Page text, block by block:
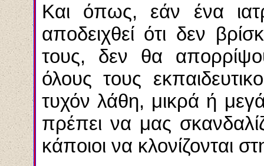
Και όπως, εάν ένα
αποδειχθεί ότι δεν
τους, δεν θα
όλους τους
τυχόν λάθη, μικρά ή
πρέπει να μας
κάποιοι να κλονίζονται